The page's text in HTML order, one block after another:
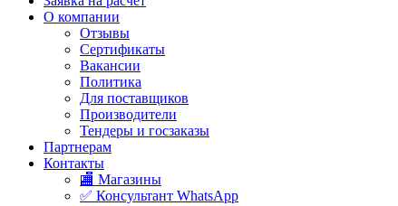
О компании
Отзывы
Сертификаты
Вакансии
Политика
Для поставщиков
Производители
Тендеры и госзаказы
Партнерам
Контакты
🏬 Магазины
✅️ Консультант WhatsApp